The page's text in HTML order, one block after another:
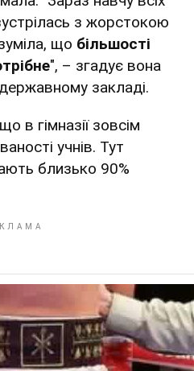
з жорстокою
що більшості
", – згадує вона
закладі.
в гімназії зовсім
учнів. Тут
близько 90%